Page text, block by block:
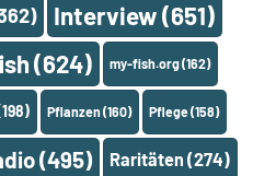
Interview(651)
(624) my-fish.org(162)
Pflanzen(160) Pflege(158)
(495) Raritäten (274)